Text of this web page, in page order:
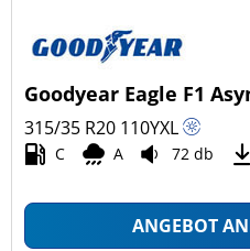
Goodyear Eagle F1
315/35 R20 110YXL
C A 72 db
ANGEBOT